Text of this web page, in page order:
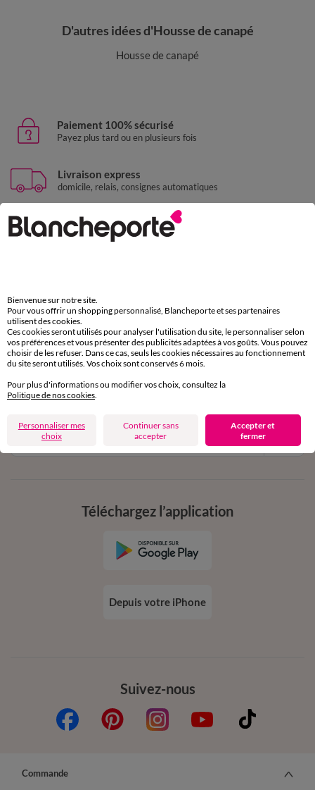
D'autres idées d'Housse de canapé
Housse de canapé
Paiement 100% sécurisé
Payez plus tard ou en plusieurs fois
Livraison express
domicile, relais, consignes automatiques
Retours gratuits
sous 30 jours avec Mondial Relay uniquement
11€ Offerts
en vous inscrivant à la newsletter
dès 20€ d’achat
conditions dans votre email de confirmation
Suivez-nous
Téléchargez l’application
Depuis votre iPhone
Commande
Bienvenue sur notre site.
Pour vous offrir un shopping personnalisé, Blancheporte et ses partenaires
utilisent des cookies.
Ces cookies seront utilisés pour analyser l'utilisation du site, le personnaliser selon
vos préférences et vous présenter des publicités adaptées à vos goûts. Vous pouvez
choisir de les refuser. Dans ce cas, seuls les cookies nécessaires au fonctionnement
du site seront utilisés. Vos choix sont conservés 6 mois.
Pour plus d'informations ou modifier vos choix, consultez la
Politique de nos cookies.
Personnaliser mes
choix
Continuer sans
accepter
Accepter et
fermer